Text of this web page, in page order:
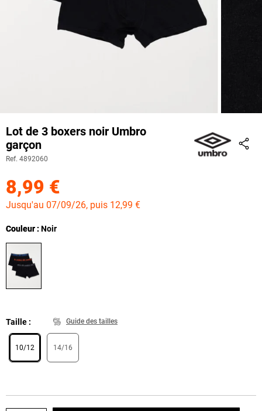
Lot de 3 boxers noir Umbro
garçon
Ref. 4892060
8,99 €
Jusqu'au 07/09/26, puis 12,99 €
Couleur
Couleur : Noir
Taille Guide des tailles
10/12 14/16